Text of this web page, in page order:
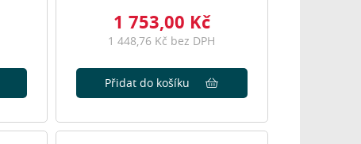
1 753,00 Kč
1 448,76 Kč bez DPH
Přidat do košíku